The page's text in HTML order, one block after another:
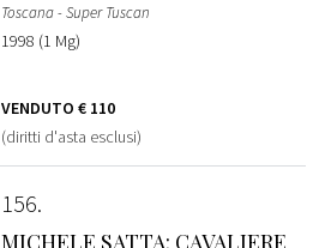
Toscana - Super Tuscan
1998 (1 Mg)
VENDUTO € 110
(diritti d'asta esclusi)
156
MICHELE SATTA: CAVALIERE